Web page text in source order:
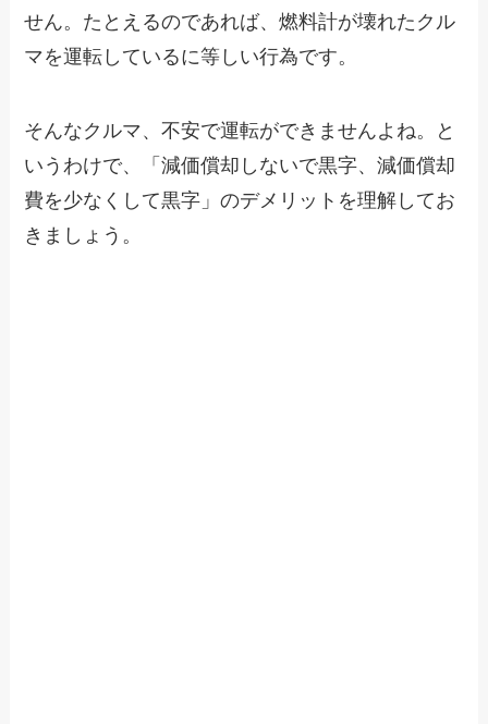
せん。たとえるのであれば、燃料計が壊れたクル
マを運転しているに等しい行為です。
そんなクルマ、不安で運転ができませんよね。と
いうわけで、「減価償却しないで黒字、減価償却
費を少なくして黒字」のデメリットを理解してお
きましょう。